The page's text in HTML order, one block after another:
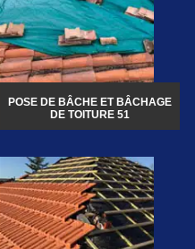
POSE DE BÂCHE ET BÂCHAGE
DE TOITURE 51